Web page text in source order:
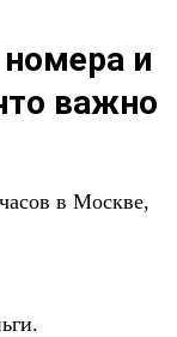
и
важно
в Москве,